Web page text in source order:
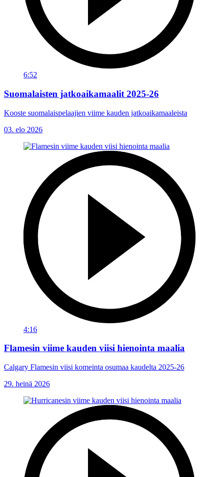
6:52
Suomalaisten jatkoaikamaalit 2025-26
Kooste suomalaispelaajien viime kauden jatkoaikamaaleista
03. elo 2026
4:16
Flamesin viime kauden viisi hienointa maalia
Calgary Flamesin viisi komeinta osumaa kaudelta 2025-26
29. heinä 2026